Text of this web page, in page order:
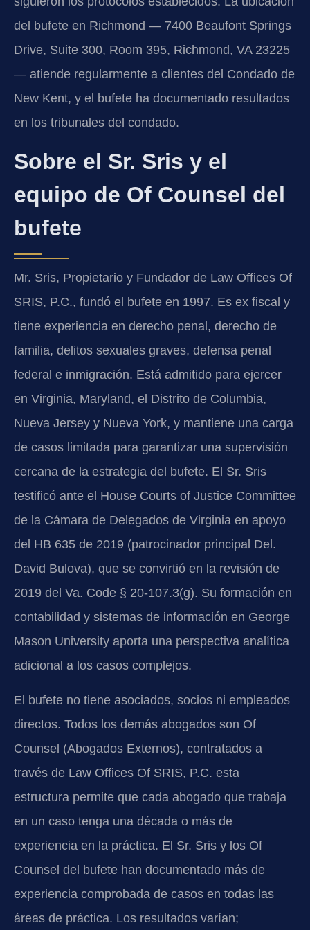
del bufete en Richmond — 7400 Beaufont Springs
Drive, Suite 300, Room 395, Richmond, VA 23225
— atiende regularmente a clientes del Condado de
New Kent, y el bufete ha documentado resultados
en los tribunales del condado.
Sobre el Sr. Sris y el
equipo de Of Counsel del
bufete
Mr. Sris, Propietario y Fundador de Law Offices Of
SRIS, P.C., fundó el bufete en 1997. Es ex fiscal y
tiene experiencia en derecho penal, derecho de
familia, delitos sexuales graves, defensa penal
federal e inmigración. Está admitido para ejercer
en Virginia, Maryland, el Distrito de Columbia,
Nueva Jersey y Nueva York, y mantiene una carga
de casos limitada para garantizar una supervisión
cercana de la estrategia del bufete. El Sr. Sris
testificó ante el House Courts of Justice Committee
de la Cámara de Delegados de Virginia en apoyo
del HB 635 de 2019 (patrocinador principal Del.
David Bulova), que se convirtió en la revisión de
2019 del Va. Code § 20-107.3(g). Su formación en
contabilidad y sistemas de información en George
Mason University aporta una perspectiva analítica
adicional a los casos complejos.
El bufete no tiene asociados, socios ni empleados
directos. Todos los demás abogados son Of
Counsel (Abogados Externos), contratados a
través de Law Offices Of SRIS, P.C. esta
estructura permite que cada abogado que trabaja
en un caso tenga una década o más de
experiencia en la práctica. El Sr. Sris y los Of
Counsel del bufete han documentado más de
experiencia comprobada de casos en todas las
áreas de práctica. Los resultados varían;